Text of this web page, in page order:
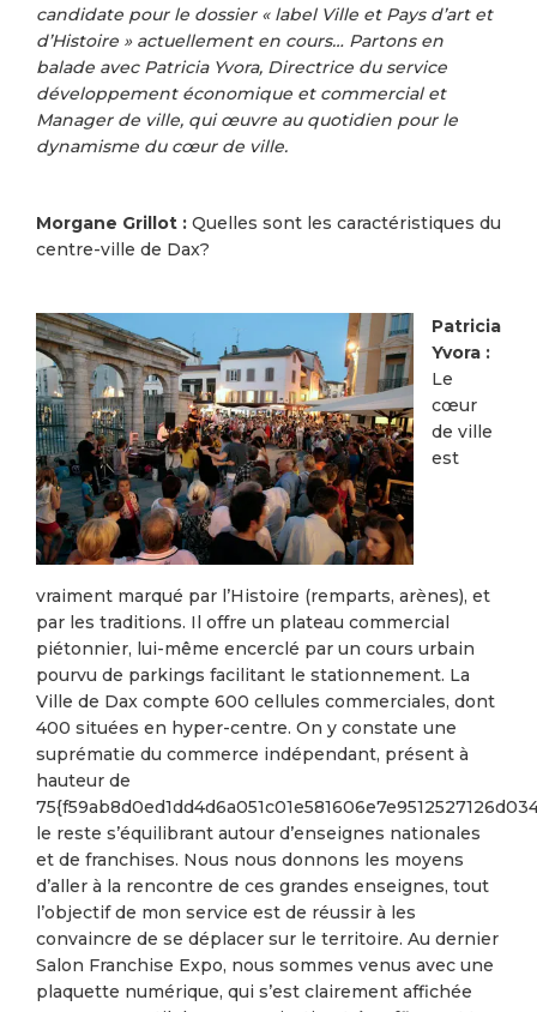
candidate pour le dossier « label Ville et Pays d’art et
d’Histoire » actuellement en cours… Partons en
balade avec Patricia Yvora, Directrice du service
développement économique et commercial et
Manager de ville, qui œuvre au quotidien pour le
dynamisme du cœur de ville.
Morgane Grillot : Quelles sont les caractéristiques du
centre-ville de Dax?
Patricia
Yvora :
Le
cœur
de ville
est
vraiment marqué par l’Histoire (remparts, arènes), et
par les traditions. Il offre un plateau commercial
piétonnier, lui-même encerclé par un cours urbain
pourvu de parkings facilitant le stationnement. La
Ville de Dax compte 600 cellules commerciales, dont
400 situées en hyper-centre. On y constate une
suprématie du commerce indépendant, présent à
hauteur de
le reste s’équilibrant autour d’enseignes nationales
et de franchises. Nous nous donnons les moyens
d’aller à la rencontre de ces grandes enseignes, tout
l’objectif de mon service est de réussir à les
convaincre de se déplacer sur le territoire. Au dernier
Salon Franchise Expo, nous sommes venus avec une
plaquette numérique, qui s’est clairement affichée